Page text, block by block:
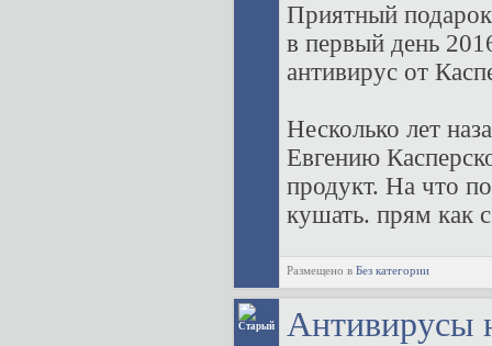
Приятный
в первый день
антивирус от
Несколько лет
Евгению
продукт. На что
кушать. прям как
Размещено в Без категории
Антивирусы